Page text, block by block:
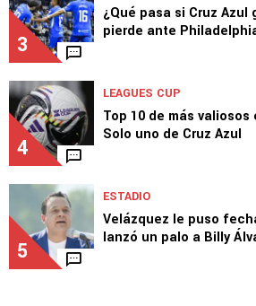
3
¿Qué pasa si Cruz Azul
pierde ante
4
LEAGUES CUP
Top 10 de más
Solo uno de Cruz Azul
5
ESTADIO
Velázquez le puso
lanzó un palo a Billy